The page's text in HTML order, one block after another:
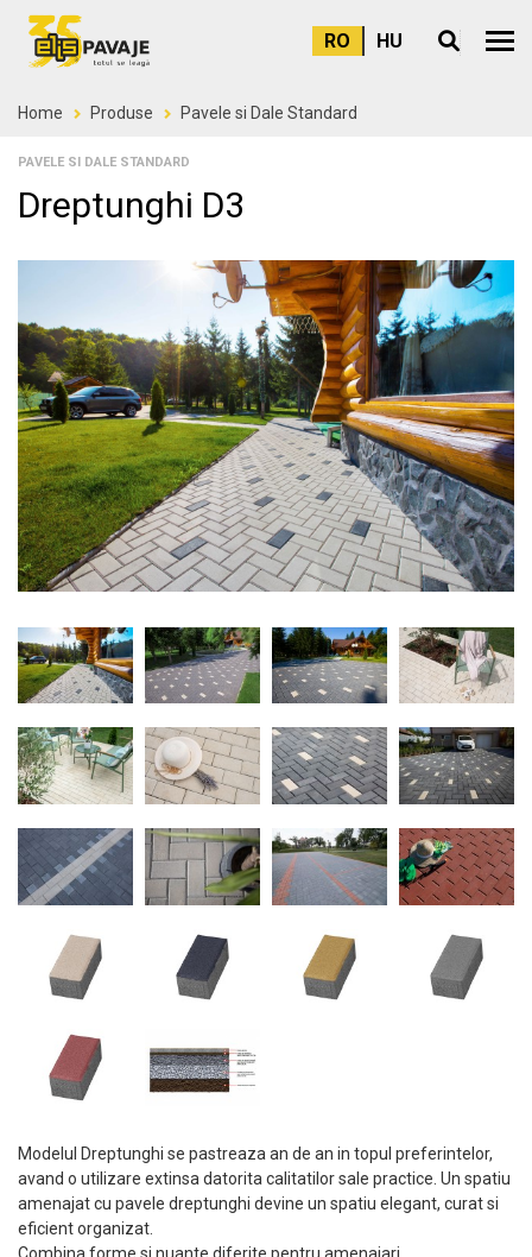
RO HU Meniu
Home Produse Pavele si Dale Standard
PAVELE SI DALE STANDARD
Dreptunghi D3
Modelul Dreptunghi se pastreaza an de an in topul preferintelor,
avand o utilizare extinsa datorita calitatilor sale practice. Un spatiu
amenajat cu pavele dreptunghi devine un spatiu elegant, curat si
eficient organizat.